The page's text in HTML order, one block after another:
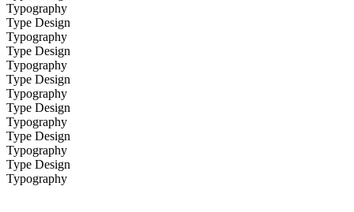
Typography
Type Design
Typography
Type Design
Typography
Type Design
Typography
Type Design
Typography
Type Design
Typography
Type Design
Typography